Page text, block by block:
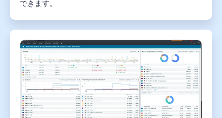
できます。